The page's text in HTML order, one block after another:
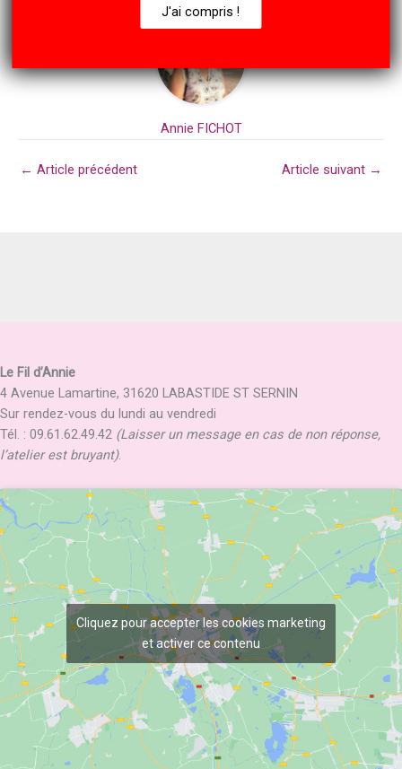
J'ai compris !
Annie FICHOT
← Article précédent Article suivant →
Le Fil d’Annie
4 Avenue Lamartine, 31620 LABASTIDE ST SERNIN
Sur rendez-vous du lundi au vendredi
Tél. : 09.61.62.49.42 (Laisser un message en cas de non réponse,
l’atelier est bruyant).
Cliquez pour accepter les cookies marketing
et activer ce contenu